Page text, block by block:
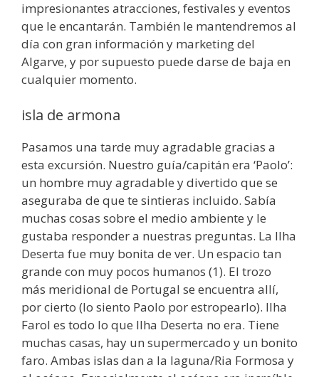
impresionantes atracciones, festivales y eventos
que le encantarán. También le mantendremos al
día con gran información y marketing del
Algarve, y por supuesto puede darse de baja en
cualquier momento.
isla de armona
Pasamos una tarde muy agradable gracias a
esta excursión. Nuestro guía/capitán era ‘Paolo’:
un hombre muy agradable y divertido que se
aseguraba de que te sintieras incluido. Sabía
muchas cosas sobre el medio ambiente y le
gustaba responder a nuestras preguntas. La Ilha
Deserta fue muy bonita de ver. Un espacio tan
grande con muy pocos humanos (1). El trozo
más meridional de Portugal se encuentra allí,
por cierto (lo siento Paolo por estropearlo). Ilha
Farol es todo lo que Ilha Deserta no era. Tiene
muchas casas, hay un supermercado y un bonito
faro. Ambas islas dan a la laguna/Ria Formosa y